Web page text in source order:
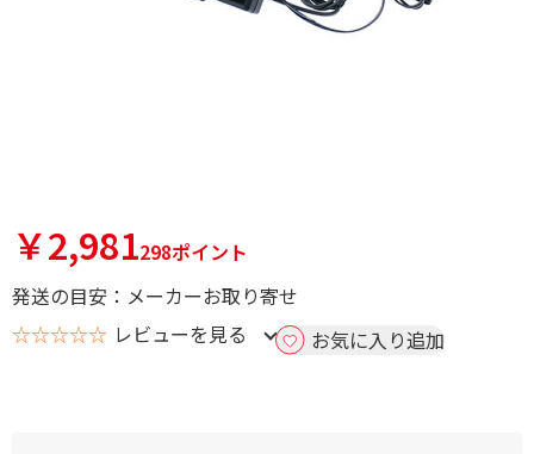
￥2,981298ポイント
発送の目安：メーカーお取り寄せ
☆☆☆☆☆ レビューを見る お気に入り追加